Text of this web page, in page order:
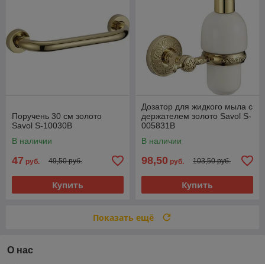
Поручень 30 см золото
Savol S-10030B
В наличии
47 руб. 49,50 руб.
Купить
Дозатор для жидкого мыла с
держателем золото Savol S-
005831B
В наличии
98,50 руб. 103,50 руб.
Купить
Показать ещё
О нас